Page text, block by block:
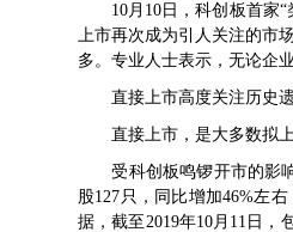
10月10日，科创板首家
上市再次成为引人关注的市
多。专业人士表示，无论企
直接上市高度关注历史遗
直接上市，是大多数拟上
受科创板鸣锣开市的影响
股127只，同比增加46%左
据，截至2019年10月11日